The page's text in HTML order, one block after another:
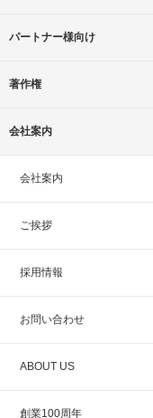
パートナー様向け
著作権
会社案内
会社案内
ご挨拶
採用情報
お問い合わせ
ABOUT US
創業100周年